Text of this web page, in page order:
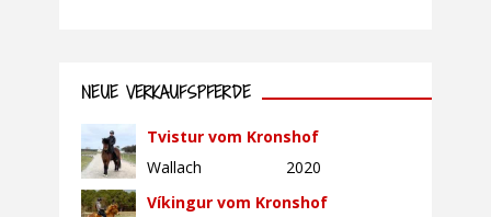
NEUE VERKAUFSPFERDE
Tvistur vom Kronshof
Wallach
2020
Víkingur vom Kronshof